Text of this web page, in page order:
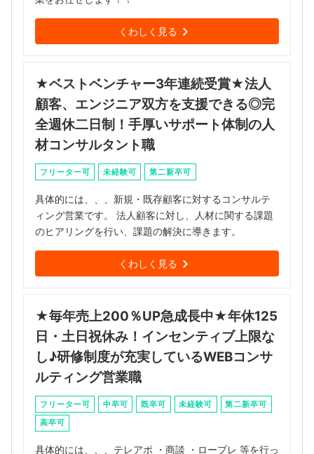
くわしく見る
★ベストベンチャー3年連続受賞★法人
顧客、エンジニア双方を支援できる◎完
全週休二日制！手厚いサポート体制の人
材コンサルタント職
フリーター可 未経験可 第二新卒可
具体的には、、、新規・既存顧客に対するコンサルテ
ィング営業です。 法人顧客に対し、人材に関する課題
のヒアリングを行い、課題の解決に導きます。
くわしく見る
★毎年売上200％UP急成長中★年休125
日・土日祝休み！インセンティブ上限な
し♪研修制度が充実しているWEBコンサ
ルティング営業職
フリーター可 中卒可 既卒可 未経験可
第二新卒可
高卒可
具体的には、、、テレアポ ・商談 ・ロープレ 等を行っ